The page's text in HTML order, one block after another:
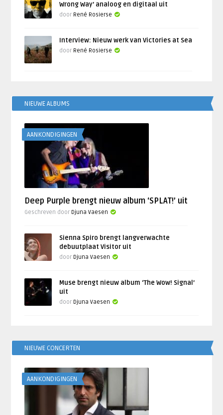
Wrong Way’ analoog en digitaal uit
door René Rosierse
Interview: Nieuw werk van Victories at Sea
door René Rosierse
NIEUWE ALBUMS
AANKONDIGINGEN
Deep Purple brengt nieuw album ‘SPLAT!’ uit
Geschreven door Djuna Vaesen
Sienna Spiro brengt langverwachte
debuutplaat Visitor uit
door Djuna Vaesen
Muse brengt nieuw album ‘The Wow! Signal’
uit
door Djuna Vaesen
NIEUWE CONCERTEN
AANKONDIGINGEN